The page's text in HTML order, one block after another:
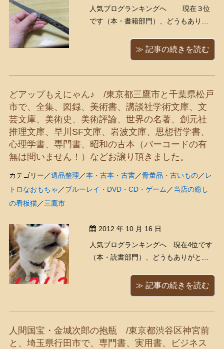
人気ブログランキングへ 現在３位
です（本・書籍部門）、どうもありが
きました！ パッと見、ペーパーナイフ
に見えますが（笑）これは小柄（こづ
づか）とは、日本刀に ...
≫ 記事の続きを読む
どアップもえにゃん♪ /東京都三鷹市と千葉県松戸
市で、全集、図録、美術書、講談社学術文庫、文
芸文庫、美術史、美術評論、世界の名著、創元社
推理文庫、早川SF文庫、岩波文庫、思想哲学書、
心理学書、専門書、昭和の古本（バーコードの有
無は問いません！）などお譲り頂きました。
カテゴリー／遺品整理／本・古本・古書／骨董品・古いもの／ レ
トロなおもちゃ／ブルーレイ・DVD・CD・ゲーム／当店の癒し
の看板猫／三鷹市
2012 年 10 月 16 日
人気ブログランキングへ 現在4位です
（本・読書部門）、どうもありがとう
皆様がお待ちかねよ、久しぶりにスウ
ィートラブリ～な姿をアップしましょ
≫ 記事の続きを読む
人間国宝・金城次郎の抱瓶 /東京都渋谷区神宮前
と、埼玉県行田市で、専門書、実用書、ビジネス